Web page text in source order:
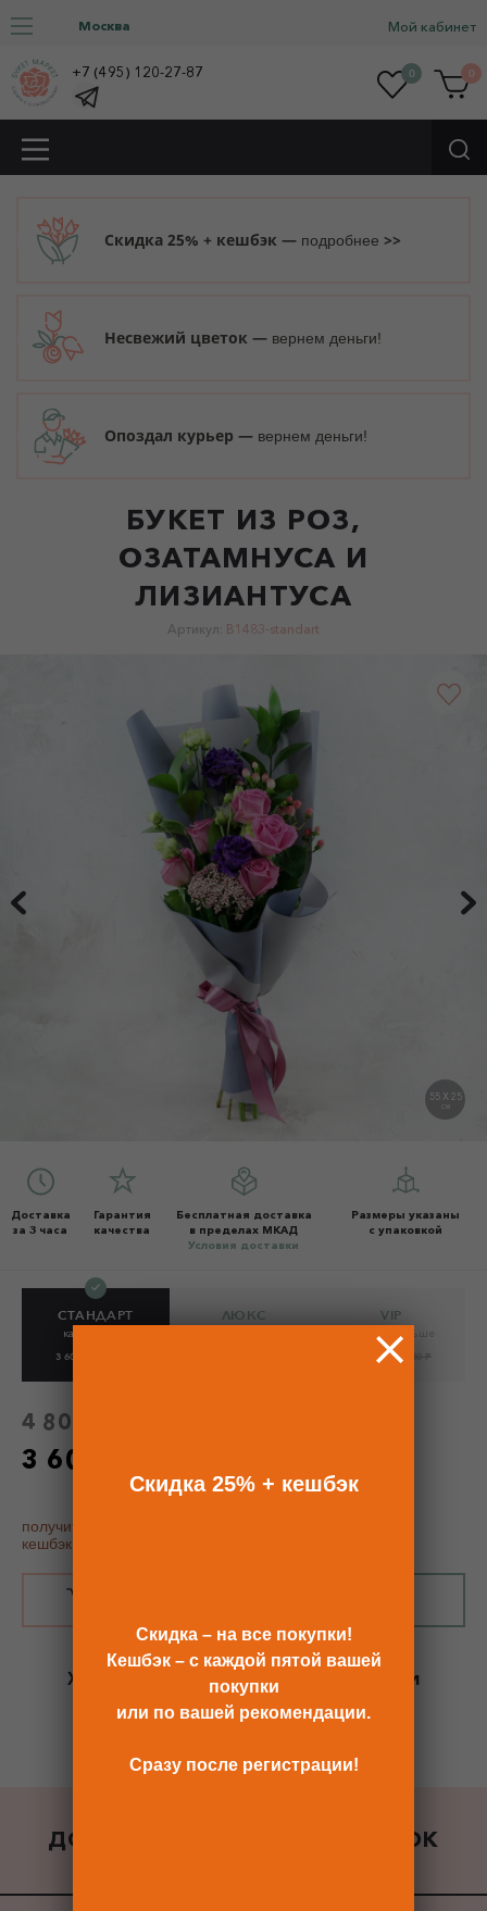
Москва Мой кабинет
+7 (495) 120-27-87 0 0
Скидка 25% + кешбэк — подробнее >>
Несвежий цветок — вернем деньги!
Опоздал курьер — вернем деньги!
БУКЕТ ИЗ РОЗ,
ОЗАТАМНУСА И
ЛИЗИАНТУСА
Артикул: B1483-standart
55 X 25
СМ
Доставка
за 3 часа
Гарантия
качества
Бесплатная доставка
в пределах МКАД
Условия доставки
Размеры указаны
с упаковкой
СТАНДАРТ
как на фото
3 600 Р
ЛЮКС VIP
5 760 Р 7 680 Р
4 800 Р
3 600 Р
получить купон постоянного покупателя, скидку 25% и
кешбэк
Хотите сразу купить со скидкой 25%
и
получить кешбэк?
Скидка сразу после регистрации >>
ДОБАВИТЬ К ЗАКАЗУ ПОДАРОК
Скидка 25% + кешбэк
Скидка – на все покупки!
Кешбэк – с каждой пятой вашей
покупки
или по вашей рекомендации.
Сразу после регистрации!